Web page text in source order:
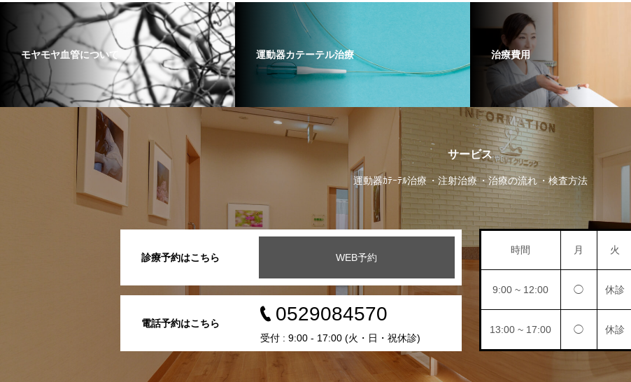
モヤモヤ血管について 運動器カテーテル治療 治療費用
サービス
運動器ｶﾃｰﾃﾙ治療 注射治療 治療の流れ 検査方法
診療予約はこちら WEB予約
電話予約はこちら 0529084570
受付 : 9:00 - 17:00 (火・日・祝休診)
時間 月 火
9:00 ~ 12:00 ◯ 休診
13:00 ~ 17:00 ◯ 休診